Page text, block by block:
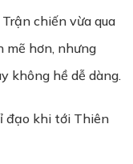
chiến vừa qua
mẽ hơn, nhưng
không hề dễ dàng.
đạo khi tới Thiên